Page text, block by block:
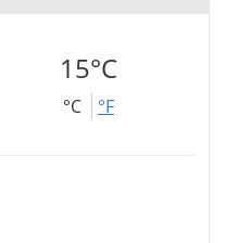
15°C
°C °F